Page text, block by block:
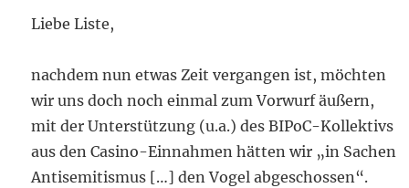
Liebe Liste,
nachdem nun etwas Zeit vergangen ist, möchten
wir uns doch noch einmal zum Vorwurf äußern,
mit der Unterstützung (u.a.) des BIPoC-Kollektivs
aus den Casino-Einnahmen hätten wir „in Sachen
Antisemitismus […] den Vogel abgeschossen“.